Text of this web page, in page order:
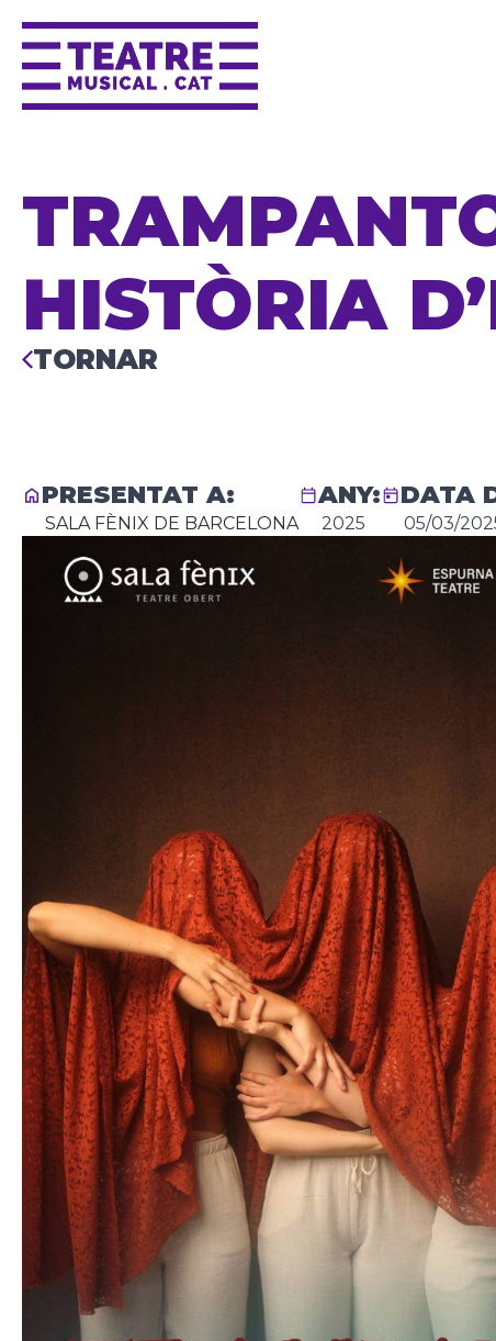
HISTÒRIA
TORNAR
PRESENTAT A:
SALA FÈNIX DE BARCELONA
ANY:
2025
DATA
05/03/